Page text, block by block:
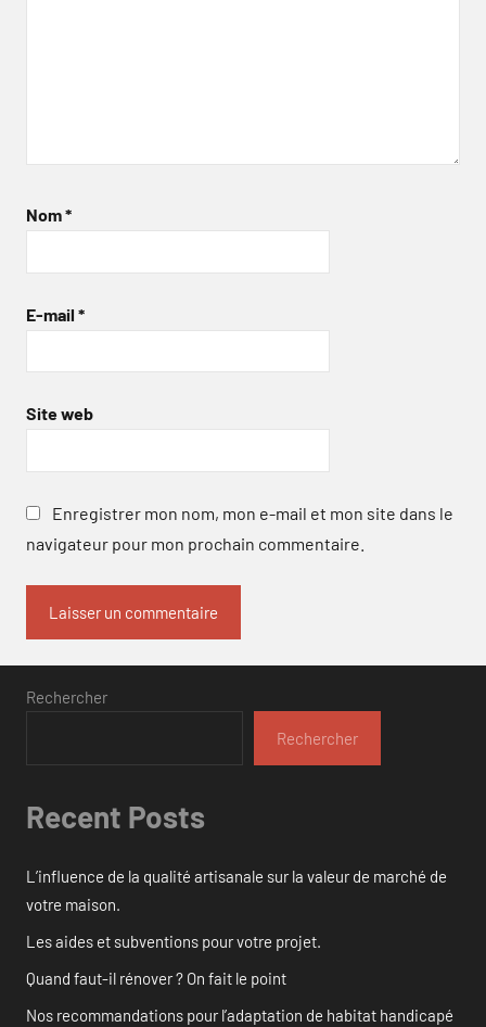
Nom*
E-mail *
Site web
Enregistrer mon nom, mon e-mail et mon site dans le
navigateur pour mon prochain commentaire.
Rechercher
Rechercher
Recent Posts
L’influence de la qualité artisanale sur la valeur de marché de
votre maison.
Les aides et subventions pour votre projet.
Quand faut-il rénover ? On fait le point
Nos recommandations pour l’adaptation de habitat handicapé